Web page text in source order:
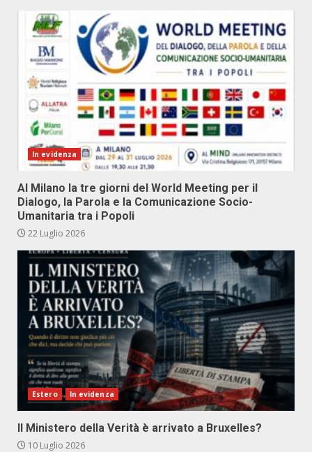
In evidenza
Al Milano la tre giorni del World Meeting per il
Dialogo, la Parola e la Comunicazione Socio-
Umanitaria tra i Popoli
22 Luglio 2026
Estero In evidenza
Il Ministero della Verità è arrivato a Bruxelles?
10 Luglio 2026